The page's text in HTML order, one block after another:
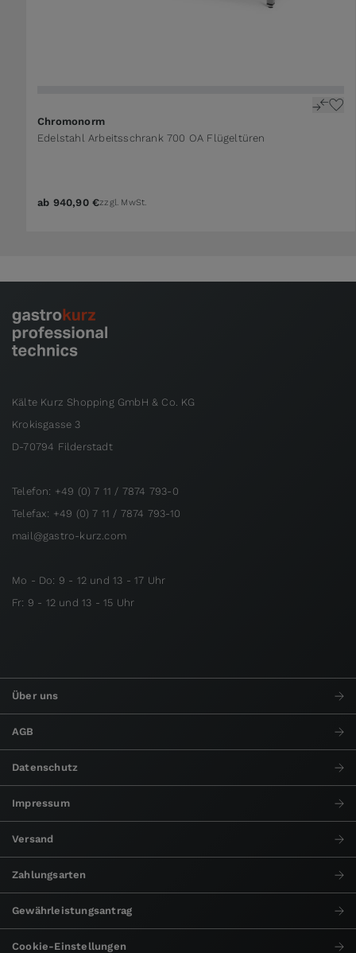
Chromonorm
Edelstahl Arbeitsschrank 700 OA Flügeltüren
The price depends on the options chosen on the
ab 940,90 €zzgl. MwSt.
Kälte Kurz Shopping GmbH & Co. KG
Krokisgasse 3
D-70794 Filderstadt
Telefon: +49 (0) 7 11 / 7874 793-0
Telefax: +49 (0) 7 11 / 7874 793-10
mail@gastro-kurz.com
Mo - Do: 9 - 12 und 13 - 17 Uhr
Fr: 9 - 12 und 13 - 15 Uhr
Über uns
AGB
Datenschutz
Impressum
Versand
Zahlungsarten
Gewährleistungsantrag
Cookie-Einstellungen